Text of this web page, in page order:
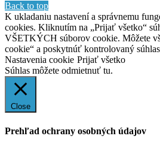
Back to top
K ukladaniu nastavení a správnemu
cookies. Kliknutím na „Prijať všetko“
VŠETKÝCH súborov cookie. Môžete
cookie“ a poskytnúť kontrolovaný
Nastavenia cookie Prijať všetko
Súhlas môžete odmietnuť tu.
Close
Prehľad ochrany osobných údajov